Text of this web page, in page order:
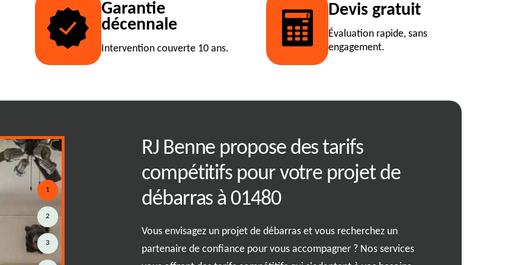
Garantie
décennale
Intervention couverte 10 ans.
Devis gratuit
Évaluation rapide, sans
engagement.
pour un
à 01480
règne et où chaque
expertise, nous vous
votre environnement en un
confiance, RJ Benne s'engage
RJ Benne propose des tarifs
compétitifs pour votre projet de
débarras à 01480
Vous envisagez un projet de débarras et vous recherchez un
partenaire de confiance pour vous accompagner ? Nos services
1
2
3